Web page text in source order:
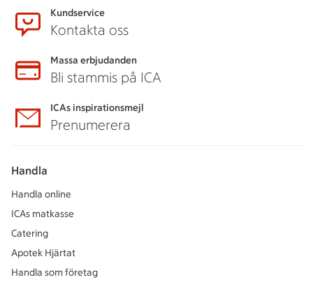
Kundservice
Kontakta oss
Massa erbjudanden
Bli stammis på ICA
ICAs inspirationsmejl
Prenumerera
Handla
Handla online
ICAs matkasse
Catering
Apotek Hjärtat
Handla som företag